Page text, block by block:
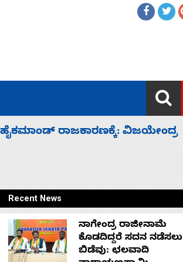
ಮುಗಿಸಿದೆ ಭಾರತ
Recent News
ನಾಗೇಂದ್ರ ರಾಜೀನಾಮೆ
ಕೊಡದಿದ್ದರೆ ಸದನ ನಡೆಸಲು
ಬಿಡೆವು: ಛಲವಾದಿ